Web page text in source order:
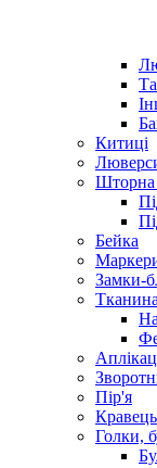
Китиці
Шторна
Бейка
Замки-
Пір'я
Голки,